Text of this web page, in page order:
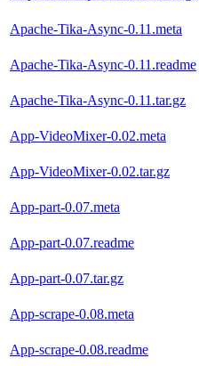
Apache-Tika-Async-0.11.meta
Apache-Tika-Async-0.11.readme
Apache-Tika-Async-0.11.tar.gz
App-VideoMixer-0.02.meta
App-VideoMixer-0.02.tar.gz
App-part-0.07.meta
App-part-0.07.readme
App-part-0.07.tar.gz
App-scrape-0.08.meta
App-scrape-0.08.readme